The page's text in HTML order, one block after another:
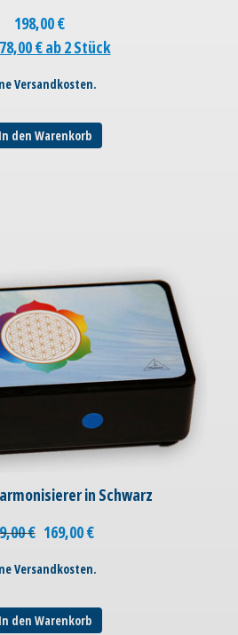
198,00€
€ ab 2 Stück
Versandkosten.
In den Warenkorb
in Schwarz
€ 169,00€
Versandkosten.
In den Warenkorb